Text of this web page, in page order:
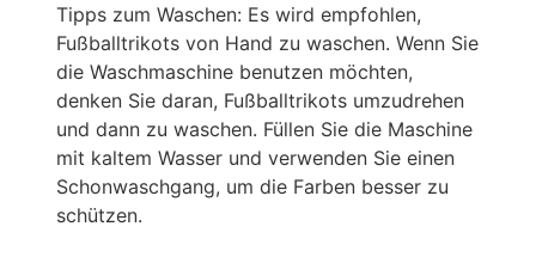
Tipps zum Waschen: Es wird empfohlen,
Fußballtrikots von Hand zu waschen. Wenn Sie
die Waschmaschine benutzen möchten,
denken Sie daran, Fußballtrikots umzudrehen
und dann zu waschen. Füllen Sie die Maschine
mit kaltem Wasser und verwenden Sie einen
Schonwaschgang, um die Farben besser zu
schützen.